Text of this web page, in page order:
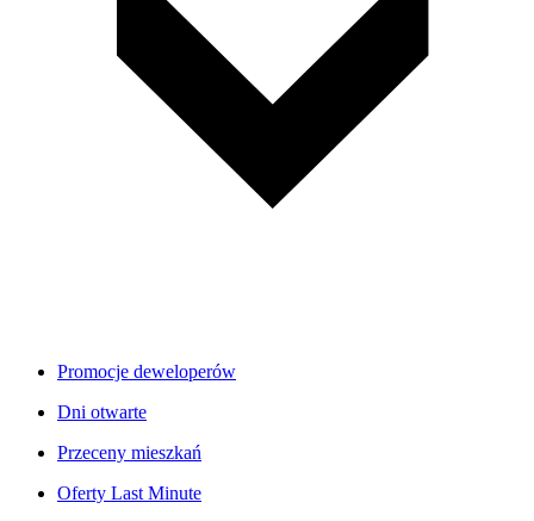
Promocje deweloperów
Dni otwarte
Przeceny mieszkań
Oferty Last Minute